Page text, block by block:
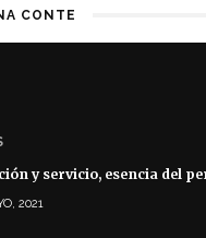
CONTE
y servicio, esencia del
2021